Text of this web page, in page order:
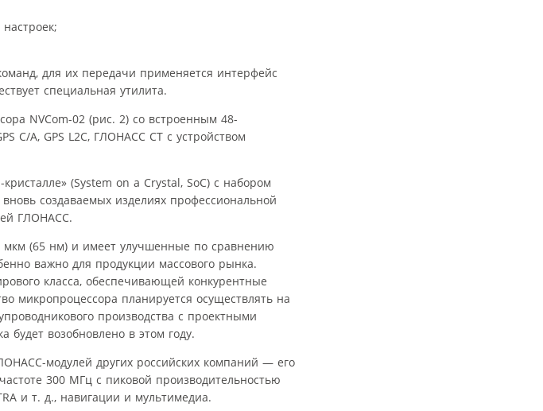
для их передачи применяется интерфейс
специальная утилита.
NVCom-02 (рис. 2) со встроенным 48-
С/A, GPS L2С, ГЛОНАСС СТ c устройством
(System on a Crystal, SoC) с набором
создаваемых изделиях профессиональной
ГЛОНАСС.
мкм (65 нм) и имеет улучшенные по сравнению
важно для продукции массового рынка.
класса, обеспечивающей конкурентные
планируется осуществлять на
производства с проектными
возобновлено в этом году.
модулей других российских компаний — его
300 МГц с пиковой производительностью
и т. д., навигации и мультимедиа.